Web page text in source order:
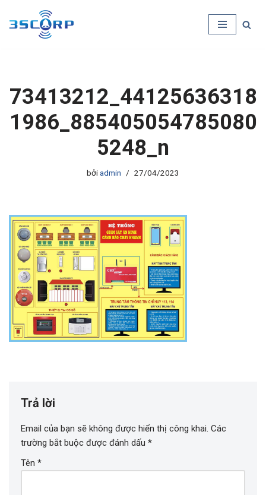
Chuyển
73413212_44125636318
1986_885405054785080
5248_n
bởiadmin 27/04/2023
Trả lời
Email của bạn sẽ không được hiển thị công khai. Các
trường bắt buộc được đánh dấu *
Tên *